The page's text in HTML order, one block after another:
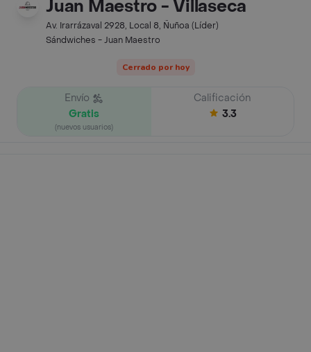
Juan Maestro - Villaseca
Av. Irarrázaval 2928, Local 8, Ñuñoa (Líder)
Sándwiches - Juan Maestro
Cerrado por hoy
Envío
Gratis
(nuevos usuarios)
Calificación
3.3